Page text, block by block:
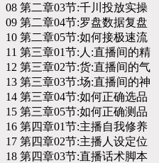
08 第二章03节:千川投放实操
09 第二章04节:罗盘数据复盘
10 第二章05节:如何接极速流
11 第三章01节:人:直播间的精
12 第三章02节:货:直播间的气
13 第三章03节:场:直播间的神
14 第三章04节:如何正确选品
15 第三章05节:如何正确测品
16 第四章01节:主播自我修养
17 第四章02节:主播人设定位
18 第四章03节:直播话术脚本